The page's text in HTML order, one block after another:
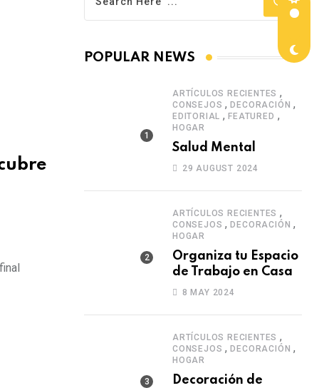
POPULAR NEWS
ARTÍCULOS RECIENTES ,
CONSEJOS ,DECORACIÓN ,
EDITORIAL ,FEATURED ,
HOGAR
Salud Mental
29 AUGUST 2024
ARTÍCULOS RECIENTES ,
CONSEJOS ,DECORACIÓN ,
HOGAR
Organiza tu Espacio
de Trabajo en Casa
8 MAY 2024
ARTÍCULOS RECIENTES ,
CONSEJOS ,DECORACIÓN ,
HOGAR
Decoración de